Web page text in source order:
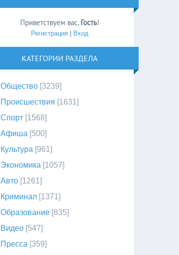
Приветствуем вас, Гость!
Регистрация| Вход
КАТЕГОРИИ РАЗДЕЛА
Общество [3239]
Происшествия [1631]
Спорт [1568]
Афиша [500]
Культура [961]
Экономика [1057]
Авто [1261]
Криминал [1371]
Образование [835]
Видео [547]
Пресса [359]